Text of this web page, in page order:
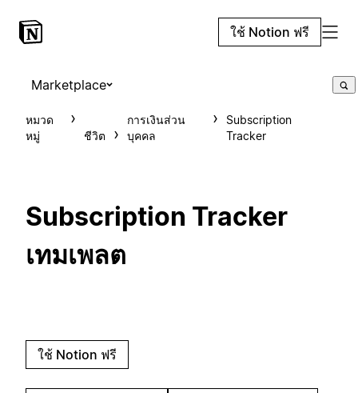
ใช้ Notion ฟรี
Marketplace
หมวด
หมู่
ชีวิต
การเงินส่วน
บุคคล
Subscription
Tracker
Subscription Tracker
เทมเพลต
ใช้ Notion ฟรี